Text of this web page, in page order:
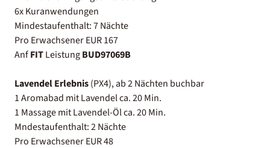
6x Kuranwendungen
Mindestaufenthalt: 7 Nächte
Pro Erwachsener EUR 167
AnfFITLeistungBUD97069B
Lavendel Erlebnis(PX4), ab 2 Nächten buchbar
1 Aromabad mit Lavendel ca. 20 Min.
1 Massage mit Lavendel-Öl ca. 20 Min.
Mndestaufenthalt: 2 Nächte
Pro Erwachsener EUR 48